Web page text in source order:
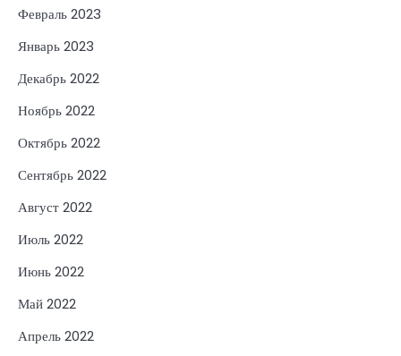
Февраль 2023
Январь 2023
Декабрь 2022
Ноябрь 2022
Октябрь 2022
Сентябрь 2022
Август 2022
Июль 2022
Июнь 2022
Май 2022
Апрель 2022